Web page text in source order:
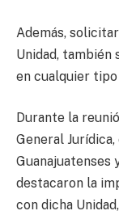
Además,
Unidad, también
en cualquier
Durante la
General
Guanajuatenses
destacaron la
con dicha